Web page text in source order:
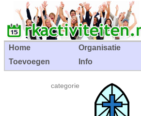
Home Organisatie
Toevoegen
Info
categorie